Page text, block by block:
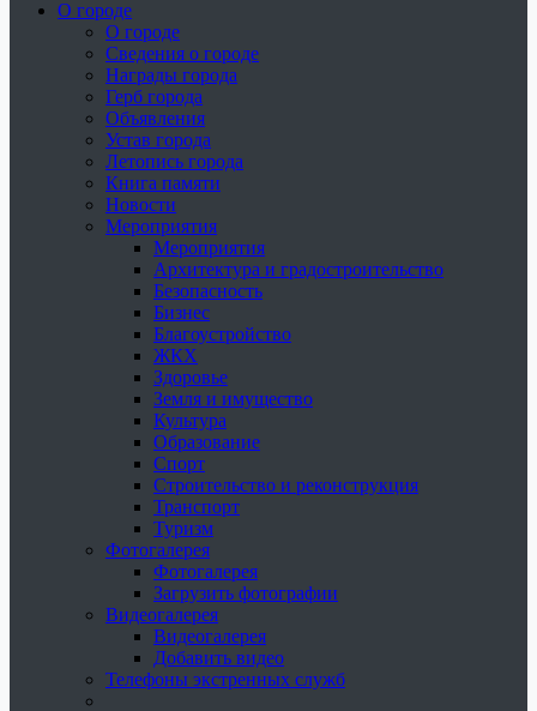
О городе
О городе
Сведения о городе
Награды города
Герб города
Объявления
Устав города
Летопись города
Книга памяти
Новости
Мероприятия
Мероприятия
Архитектура и градостроительство
Безопасность
Бизнес
Благоустройство
ЖКХ
Здоровье
Земля и имущество
Культура
Образование
Спорт
Строительство и реконструкция
Транспорт
Туризм
Фотогалерея
Фотогалерея
Загрузить фотографии
Видеогалерея
Видеогалерея
Добавить видео
Телефоны экстренных служб